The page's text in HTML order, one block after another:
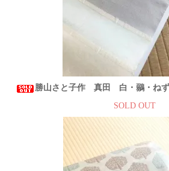
勝山さと子作 真田 白・鶸・ね
SOLD OUT